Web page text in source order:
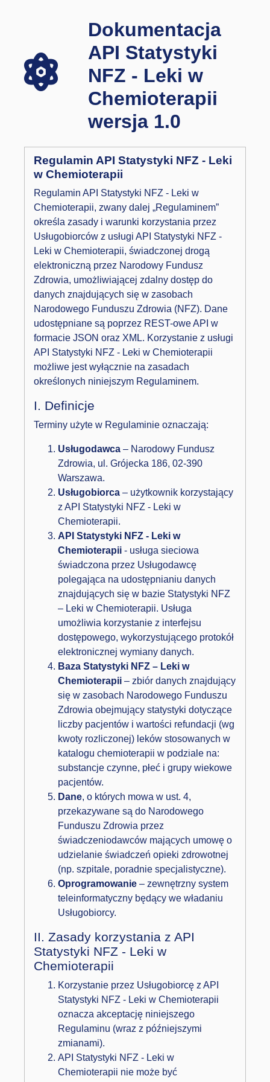
Dokumentacja
API Statystyki
NFZ - Leki w
Chemioterapii
wersja 1.0
Regulamin API Statystyki NFZ - Leki
w Chemioterapii
Regulamin API Statystyki NFZ - Leki w
Chemioterapii, zwany dalej „Regulaminem”
określa zasady i warunki korzystania przez
Usługobiorców z usługi API Statystyki NFZ -
Leki w Chemioterapii, świadczonej drogą
elektroniczną przez Narodowy Fundusz
Zdrowia, umożliwiającej zdalny dostęp do
danych znajdujących się w zasobach
Narodowego Funduszu Zdrowia (NFZ). Dane
udostępniane są poprzez REST-owe API w
formacie JSON oraz XML. Korzystanie z usługi
API Statystyki NFZ - Leki w Chemioterapii
możliwe jest wyłącznie na zasadach
określonych niniejszym Regulaminem.
I. Definicje
Terminy użyte w Regulaminie oznaczają:
Usługodawca – Narodowy Fundusz
Zdrowia, ul. Grójecka 186, 02-390
Warszawa.
Usługobiorca – użytkownik korzystający
z API Statystyki NFZ - Leki w
Chemioterapii.
API Statystyki NFZ - Leki w
Chemioterapii - usługa sieciowa
świadczona przez Usługodawcę
polegająca na udostępnianiu danych
znajdujących się w bazie Statystyki NFZ
– Leki w Chemioterapii. Usługa
umożliwia korzystanie z interfejsu
dostępowego, wykorzystującego protokół
elektronicznej wymiany danych.
Baza Statystyki NFZ – Leki w
Chemioterapii – zbiór danych znajdujący
się w zasobach Narodowego Funduszu
Zdrowia obejmujący statystyki dotyczące
liczby pacjentów i wartości refundacji (wg
kwoty rozliczonej) leków stosowanych w
katalogu chemioterapii w podziale na:
substancje czynne, płeć i grupy wiekowe
pacjentów.
Dane, o których mowa w ust. 4,
przekazywane są do Narodowego
Funduszu Zdrowia przez
świadczeniodawców mających umowę o
udzielanie świadczeń opieki zdrowotnej
(np. szpitale, poradnie specjalistyczne).
Oprogramowanie – zewnętrzny system
teleinformatyczny będący we władaniu
Usługobiorcy.
II. Zasady korzystania z API
Statystyki NFZ - Leki w
Chemioterapii
Korzystanie przez Usługobiorcę z API
Statystyki NFZ - Leki w Chemioterapii
oznacza akceptację niniejszego
Regulaminu (wraz z późniejszymi
zmianami).
API Statystyki NFZ - Leki w
Chemioterapii nie może być